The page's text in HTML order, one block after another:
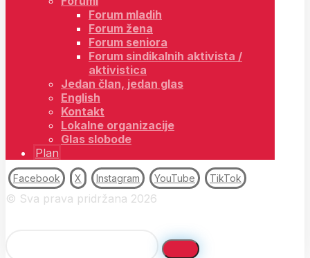
Forum mladih
Forum žena
Forum seniora
Forum sindikalnih aktivista /
aktivistica
Jedan član, jedan glas
English
Kontakt
Lokalne organizacije
Glas slobode
Plan
Facebook X Instagram YouTube TikTok
© Sva prava pridržana 2026